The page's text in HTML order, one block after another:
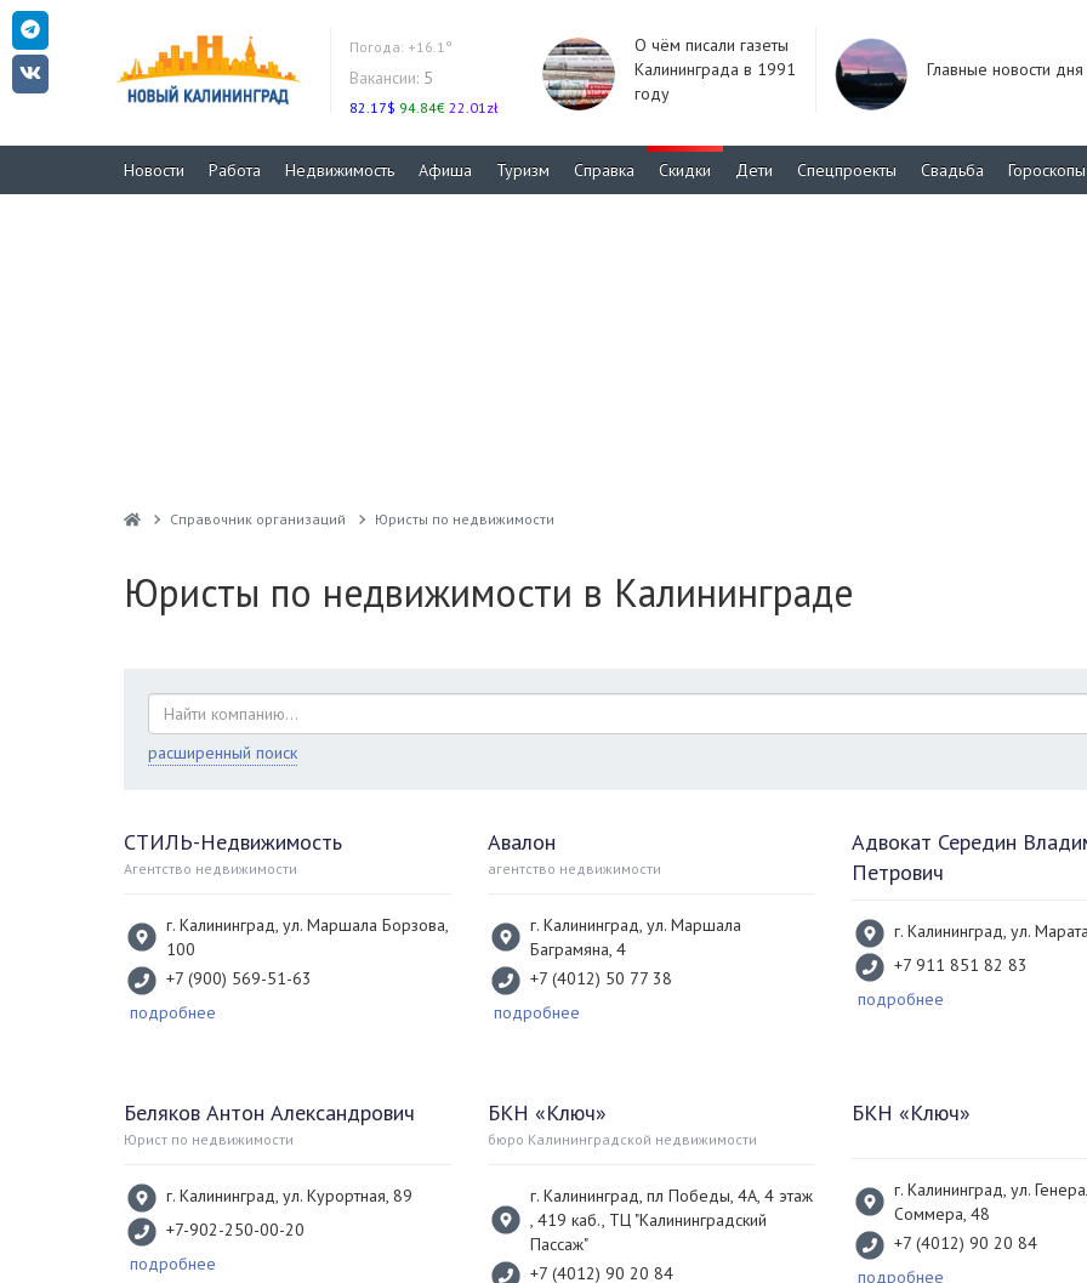
Погода: +16.1°
Вакансии: 5
82.17$ 94.84€ 22.01zł
О чём писали газеты
Калининграда в 1991
году
Главные новости дня
Новости Работа Недвижимость Афиша Туризм Справка Скидки Дети Спецпроекты Свадьба Гороскопы
Справочник организаций Юристы по недвижимости
Юристы по недвижимости в Калининграде
расширенный поиск
СТИЛЬ-Недвижимость
Агентство недвижимости
г. Калининград, ул. Маршала Борзова,
100
+7 (900) 569-51-63
подробнее
Авалон
агентство недвижимости
г. Калининград, ул. Маршала
Баграмяна, 4
+7 (4012) 50 77 38
подробнее
Адвокат Середин
Петрович
г. Калининград, ул.
+7 911 851 82 83
подробнее
Беляков Антон Александрович
Юрист по недвижимости
г. Калининград, ул. Курортная, 89
+7-902-250-00-20
подробнее
БКН «Ключ»
бюро Калининградской недвижимости
г. Калининград, пл Победы, 4А, 4 этаж
, 419 каб., ТЦ "Калининградский
Пассаж"
+7 (4012) 90 20 84
БКН «Ключ»
г. Калининград, ул.
Соммера, 48
+7 (4012) 90 20 84
подробнее